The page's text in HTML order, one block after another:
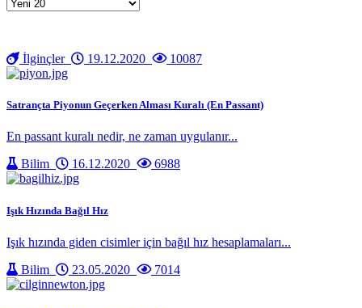
İlginçler 19.12.2020 10087
Satrançta Piyonun Geçerken Alması Kuralı (En Passant)
En passant kuralı nedir, ne zaman uygulanır...
Bilim
16.12.2020 6988
Işık Hızında Bağıl Hız
Işık hızında giden cisimler için bağıl hız hesaplamaları...
Bilim
23.05.2020 7014